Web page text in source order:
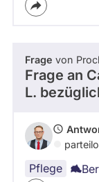
Frage von
Frage an
L.
Pflege